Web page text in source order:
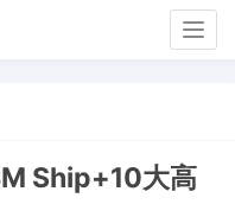
Ship+10大高